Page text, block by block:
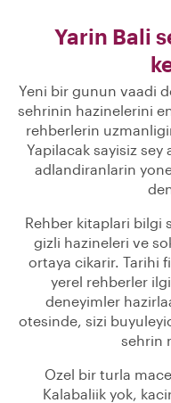
Yarin Bali
Yeni bir gunun vaadi
sehrinin hazinelerini
rehberlerin
Yapilacak sayisiz
adlandiranlarin
Rehber kitaplari bilgi
gizli hazineleri ve
ortaya cikarir. Tarihi
yerel rehberler
deneyimler
otesinde, sizi
sehrin
Ozel bir turla
Kalabaliik yok,